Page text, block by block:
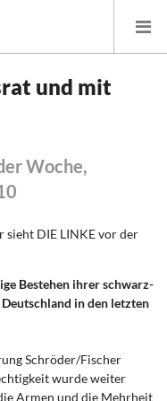
und mit
Woche,
sieht DIE LINKE vor der
Bestehen ihrer schwarz-
in den letzten
Schröder/Fischer
wurde weiter
Armen und die Mehrheit